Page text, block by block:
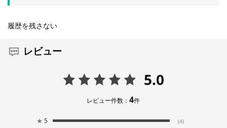
履歴を残さない
レビュー
5.0
レビュー件数：4件
★ 5 (4)